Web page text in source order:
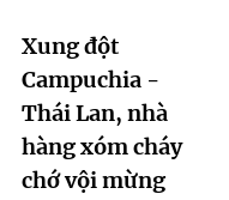
Xung đột
Campuchia -
Thái Lan, nhà
hàng xóm cháy
chớ vội mừng